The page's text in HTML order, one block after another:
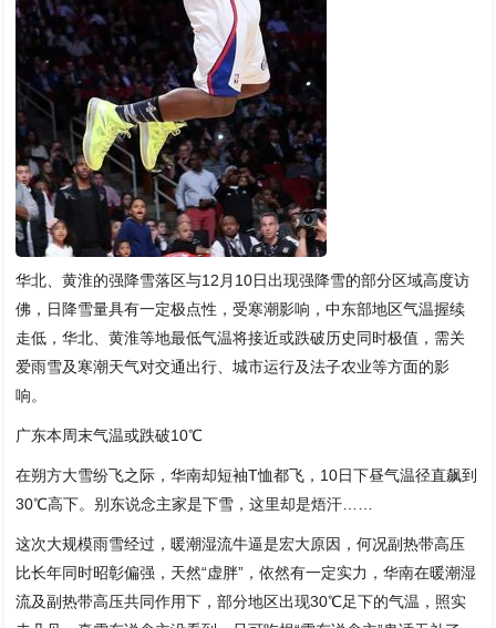
华北、黄淮的强降雪落区与12月10日出现强降雪的部分区域高度访
佛，日降雪量具有一定极点性，受寒潮影响，中东部地区气温握续
走低，华北、黄淮等地最低气温将接近或跌破历史同时极值，需关
爱雨雪及寒潮天气对交通出行、城市运行及法子农业等方面的影
响。
广东本周末气温或跌破10℃
在朔方大雪纷飞之际，华南却短袖T恤都飞，10日下昼气温径直飙到
30℃高下。别东说念主家是下雪，这里却是焐汗……
这次大规模雨雪经过，暖潮湿流牛逼是宏大原因，何况副热带高压
比长年同时昭彰偏强，天然“虚胖”，依然有一定实力，华南在暖潮湿
流及副热带高压共同作用下，部分地区出现30℃足下的气温，照实